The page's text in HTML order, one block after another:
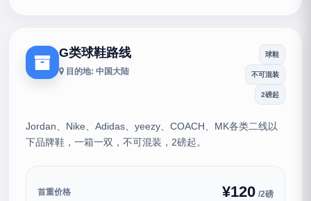
G类球鞋路线
目的地: 中国大陆
球鞋
不可混装
2磅起
Jordan、Nike、Adidas、yeezy、COACH、MK各类二线以
下品牌鞋，一箱一双，不可混装，2磅起。
首重价格 ¥120 /2磅